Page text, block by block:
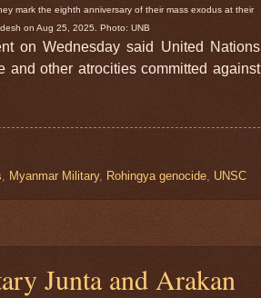
mark the eighth anniversary of their mass exodus at their
on Aug 25, 2025. Photo: UNB
on Wednesday said United Nations
and other atrocities committed against
Myanmar Military, Rohingya genocide UNSC
Junta and Arakan